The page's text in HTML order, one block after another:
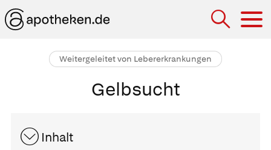
Weitergeleitet von Lebererkrankungen
Gelbsucht
Inhalt